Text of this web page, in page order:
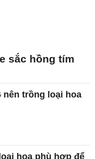
sắc hồng tím
nên trồng loại hoa
hoa phù hợp để